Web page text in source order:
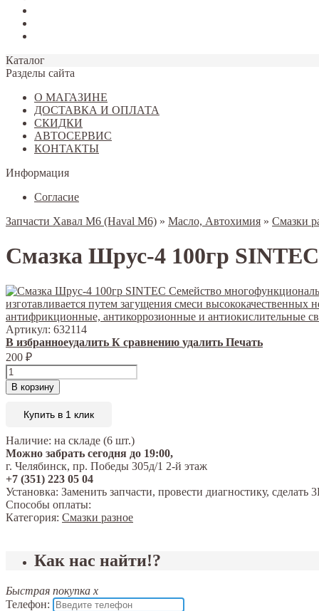
Каталог
Разделы сайта
О МАГАЗИНЕ
ДОСТАВКА И ОПЛАТА
СКИДКИ
АВТОСЕРВИС
КОНТАКТЫ
Информация
Согласие
Запчасти Хавал M6 (Haval M6) » Масло, Автохимия » Смазки
Смазка Шрус-4 100гр SINTEC
Артикул: 632114
В избранноеудалить К сравнению удалить Печать
200 ₽
В корзину
Купить в 1 клик
Наличие: на складе (6 шт.)
Можно забрать сегодня до 19:00,
г. Челябинск, пр. Победы 305д/1 2-й этаж
+7 (351) 223 05 04
Установка: Заменить запчасти, провести диагностику,
Способы оплаты:
Категория: Смазки разное
Как нас найти!?
Быстрая покупка x
Телефон: